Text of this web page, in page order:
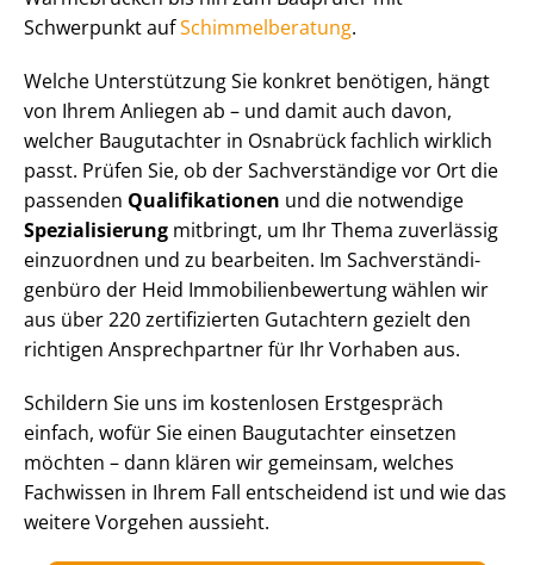
Schwerpunkt aufSchim­mel­be­ra­tung.
Welche Unterstützung Sie konkret benötigen, hängt
von Ihrem Anliegen ab – und damit auch davon,
welcher Baugutachter in Osnabrück fachlich wirklich
passt. Prüfen Sie, ob der Sachverständige vor Ort die
passenden Qualifikationen und die notwendige
Spezialisierung mitbringt, um Ihr Thema zuverlässig
einzuordnen und zu bearbeiten. Im Sach­ver­stän­di­
gen­bü­ro der Heid Im­mo­bi­li­en­be­wer­tung wählen wir
aus über 220 zertifizierten Gutachtern gezielt den
richtigen Ansprechpartner für Ihr Vorhaben aus.
Schildern Sie uns im kostenlosen Erstgespräch
einfach, wofür Sie einen Baugutachter einsetzen
möchten – dann klären wir gemeinsam, welches
Fachwissen in Ihrem Fall entscheidend ist und wie das
weitere Vorgehen aussieht.